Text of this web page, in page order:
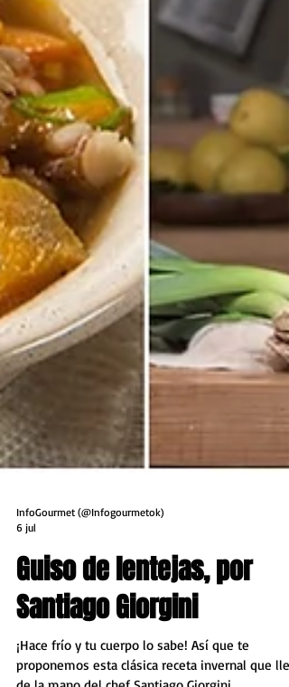
6 jul
Guiso de lentejas, por
Santiago Giorgini
¡Hace frío y tu cuerpo lo sabe! Así que te